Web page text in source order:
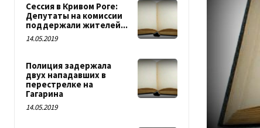
Сессия в Кривом Роге:
Депутаты на комиссии
поддержали жителей...
14.05.2019
Полиция задержала
двух нападавших в
перестрелке на
Гагарина
14.05.2019